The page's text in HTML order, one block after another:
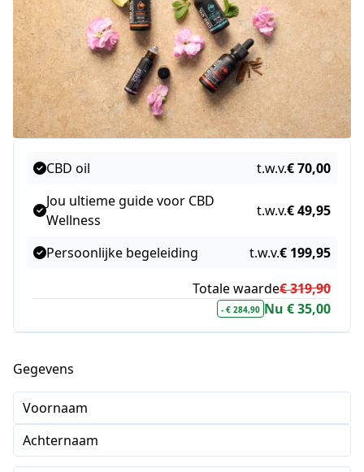
CBD oil t.w.v.€ 70,00
Jou ultieme guide voor CBD
Wellness
t.w.v.€ 49,95
Persoonlijke begeleiding t.w.v.€ 199,95
- € 284,90 Nu € 35,00
Totale waarde€ 319,90
Gegevens
Voornaam
Achternaam